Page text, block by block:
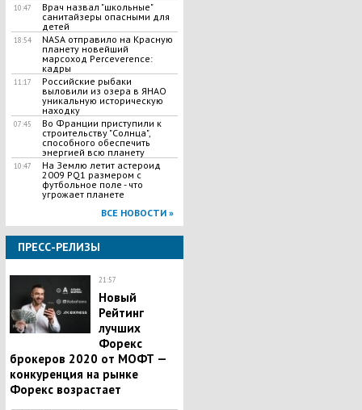
10:47
Врач назвал "школьные"
санитайзеры опасными для
детей
18:54
​NASA отправило на Красную
планету новейший
марсоход Perceverence:
кадры
11:17
Российские рыбаки
выловили из озера в ЯНАО
уникальную историческую
находку
07:45
Во Франции приступили к
строительству "Солнца",
способного обеспечить
энергией всю планету
10:47
На Землю летит астероид
2009 PQ1 размером с
футбольное поле - что
угрожает планете
ВСЕ НОВОСТИ »
ПРЕСС-РЕЛИЗЫ
21:57
Новый
Рейтинг
лучших
Форекс
брокеров 2020 от МОФТ —
конкуренция на рынке
Форекс возрастает